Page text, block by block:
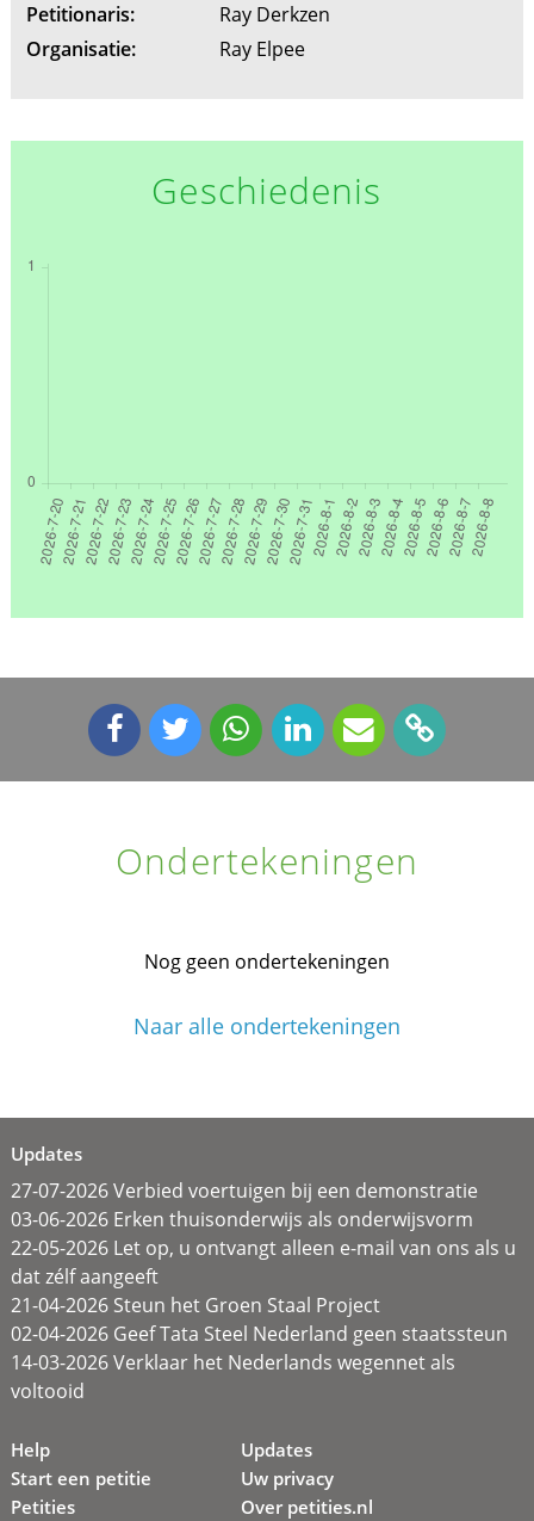
Petitionaris:
Ray Derkzen
Organisatie:
Ray Elpee
Geschiedenis
Ondertekeningen
Nog geen ondertekeningen
Naar alle ondertekeningen
Updates
27-07-2026 Verbied voertuigen bij een demonstratie
03-06-2026 Erken thuisonderwijs als onderwijsvorm
22-05-2026 Let op, u ontvangt alleen e-mail van ons als u
dat zélf aangeeft
21-04-2026 Steun het Groen Staal Project
02-04-2026 Geef Tata Steel Nederland geen staatssteun
14-03-2026 Verklaar het Nederlands wegennet als
voltooid
Help
Start een petitie
Petities
Updates
Uw privacy
Over petities.nl